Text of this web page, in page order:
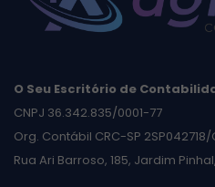
O Seu Escritório de
CNPJ 36.342.835/0001-77
Org. Contábil CRC-SP
Rua Ari Barroso, 185, Jardim